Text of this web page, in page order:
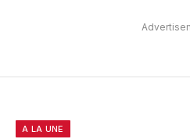
A LA UNE